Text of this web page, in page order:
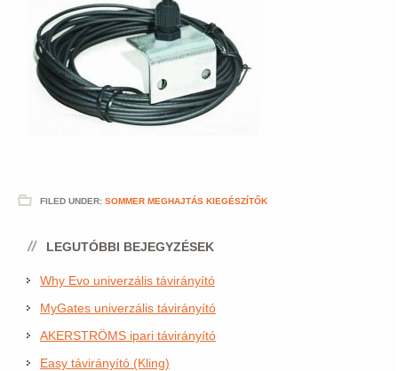
FILED UNDER: SOMMER MEGHAJTÁS KIEGÉSZÍTŐK
LEGUTÓBBI BEJEGYZÉSEK
Why Evo univerzális távirányító
MyGates univerzális távirányító
AKERSTRÖMS ipari távirányító
Easy távirányító (Kling)